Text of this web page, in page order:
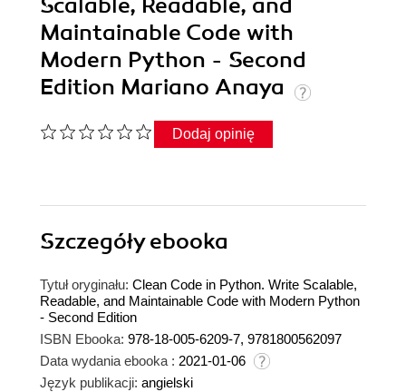
Scalable, Readable, and
Maintainable Code with
Modern Python - Second
Edition Mariano Anaya
Dodaj opinię
Szczegółyebooka
Tytuł oryginału: Clean Code in Python. Write Scalable,
Readable, and Maintainable Code with Modern Python
- Second Edition
ISBN Ebooka: 978-18-005-6209-7, 9781800562097
Data wydania ebooka : 2021-01-06
Język publikacji: angielski